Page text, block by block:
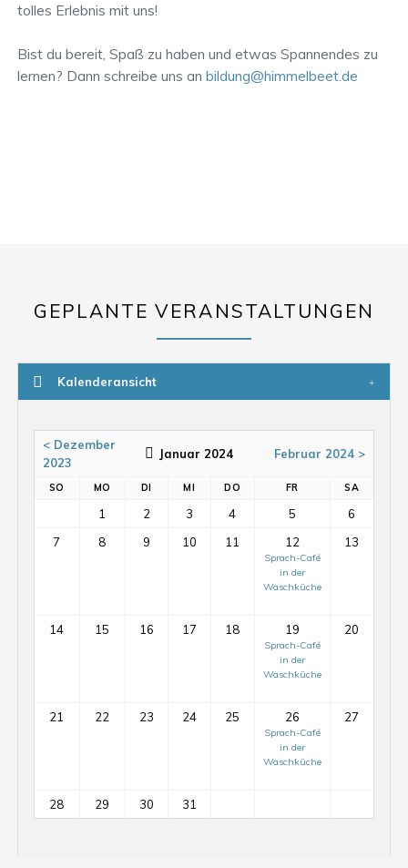
tolles Erlebnis mit uns!
Bist du bereit, Spaß zu haben und etwas Spannendes zu
lernen? Dann schreibe uns an bildung@himmelbeet.de
GEPLANTE VERANSTALTUNGEN
Kalenderansicht
< Dezember
2023
Januar 2024 Februar 2024 >
SO MO DI MI DO FR SA
1 2 3 4 5
6
7
8 9 10 11 12
Sprach-Café
in der
Waschküche
13
14 15 16 17 18 19
Sprach-Café
in der
Waschküche
20
21 22 23 24 25 26
Sprach-Café
in der
Waschküche
27
28 29 30 31
Tag